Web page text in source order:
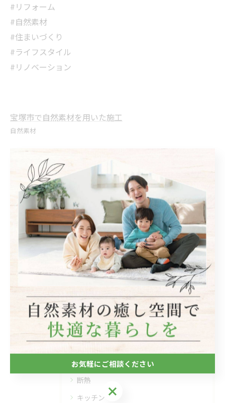
#リフォーム
#自然素材
#住まいづくり
#ライフスタイル
#リノベーション
宝塚市で自然素材を用いた施工
自然素材
< 前のページ 一覧に戻る
関連タグ
#リフォーム #リノベーション
カテゴリー Categories
全てのカテゴリー
自然素材
フローリング
断熱
キッチン
お気軽にご相談ください
お気軽にご相談ください